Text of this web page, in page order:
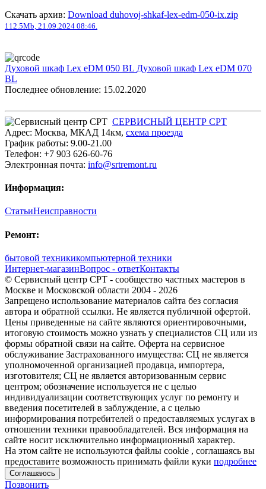
Скачать архив: Download duhovoj-shkaf-lex-edm-050-ix.zip
112.5Mb, 21.09.2024 08:46.
Духовой шкаф Lex eDM 050 BL Духовой шкаф Lex eDM 070
BL
Последнее обновление: 15.02.2020
СЕРВИСНЫЙ ЦЕНТР СРТ
Адрес: Москва, МКАД 14км, cхема проезда
График работы: 9.00-21.00
Телефон: +7 903 626-60-76
Электронная почта: info@srtremont.ru
Информация:
СтатьиНеисправности
Ремонт:
бытовой техникикомпьютерной техники
Интернет-магазинВопрос - ответКонтакты
© Сервисный центр СРТ - сообщество частных мастеров в
Москве и Московской области 2004 - 2026
Запрещено использование материалов сайта без согласия
автора и обратной ссылки. Не является публичной офертой.
Цены приведенные на сайте являются ориентировочными,
итоговую стоимость можно узнать у специалистов СЦ или из
формы обратной связи на сайте. Оферта на сервисное
обслуживание Застрахованного имущества: СЦ не является
уполномоченной организацией продавца, импортера,
изготовителя; СЦ не является авторизованным сервис
центром; обозначение используется не с целью
индивидуализации соответствующих услуг по ремонту и
введения посетителей в заблуждение, а с целью
информирования потребителей о предоставляемых услугах в
отношении техники правообладателей. Вся информация на
сайте носит исключительно информационный характер.
На этом сайте не используются файлы cookie , соглашаясь вы
предоставите возможность принимать файли куки подробнее
Соглашаюсь
Позвонить